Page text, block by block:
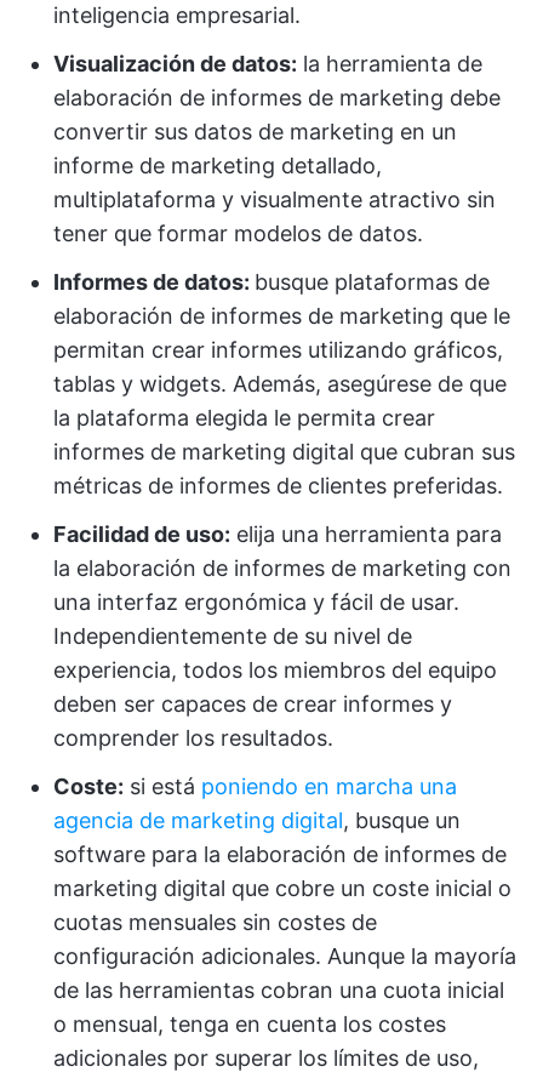
inteligencia empresarial.
Visualización de datos: la herramienta de
elaboración de informes de marketing debe
convertir sus datos de marketing en un
informe de marketing detallado,
multiplataforma y visualmente atractivo sin
tener que formar modelos de datos.
Informes de datos: busque plataformas de
elaboración de informes de marketing que le
permitan crear informes utilizando gráficos,
tablas y widgets. Además, asegúrese de que
la plataforma elegida le permita crear
informes de marketing digital que cubran sus
métricas de informes de clientes preferidas.
Facilidad de uso: elija una herramienta para
la elaboración de informes de marketing con
una interfaz ergonómica y fácil de usar.
Independientemente de su nivel de
experiencia, todos los miembros del equipo
deben ser capaces de crear informes y
comprender los resultados.
Coste: si está poniendo en marcha una
agencia de marketing digital, busque un
software para la elaboración de informes de
marketing digital que cobre un coste inicial o
cuotas mensuales sin costes de
configuración adicionales. Aunque la mayoría
de las herramientas cobran una cuota inicial
o mensual, tenga en cuenta los costes
adicionales por superar los límites de uso,